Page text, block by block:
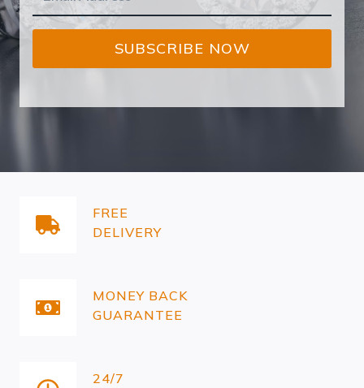
SUBSCRIBE NOW
FREE
DELIVERY
MONEY BACK
GUARANTEE
24/7